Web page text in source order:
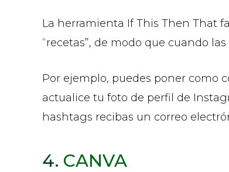
La herramienta If This Then That
“recetas”, de modo que cuando
Por ejemplo, puedes poner como
actualice tu foto de perfil de
hashtags recibas un correo
4. CANVA